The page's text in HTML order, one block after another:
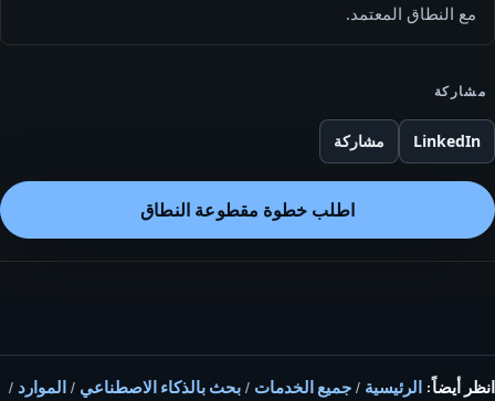
مع النطاق المعتمد.
مشاركة
LinkedIn مشاركة
اطلب خطوة مقطوعة النطاق
انظر أيضاً: الرئيسية / جميع الخدمات / بحث بالذكاء الاصطناعي / الموارد /